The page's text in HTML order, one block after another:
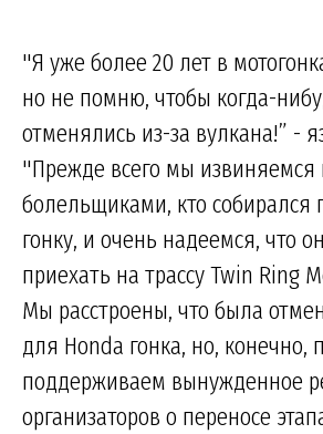
"Я уже более 20 лет в
но не помню, чтобы когда-
отменялись из-за вулкана!” -
"Прежде всего мы извиняемся
болельщиками, кто собирался
гонку, и очень надеемся, что
приехать на трассу Twin Ring
Мы расстроены, что была
для Honda гонка, но, конечно,
поддерживаем вынужденное
организаторов о переносе